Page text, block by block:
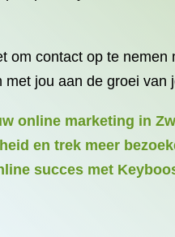
om contact op te
met jou aan de groei van
online marketing in
en trek meer
succes met